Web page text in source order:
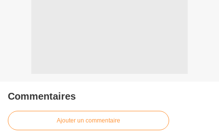
Commentaires
Ajouter un commentaire